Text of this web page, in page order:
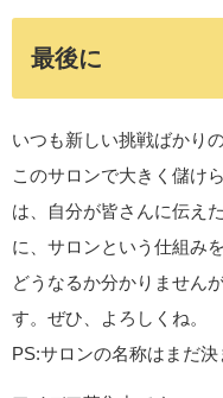
最後に
いつも新しい挑戦ばかり
このサロンで大きく儲け
は、自分が皆さんに伝え
に、サロンという仕組み
どうなるか分かりません
す。ぜひ、よろしくね。
PS:サロンの名称はまだ決